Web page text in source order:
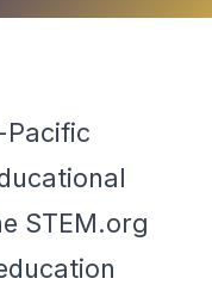
Pacific
STEM.org